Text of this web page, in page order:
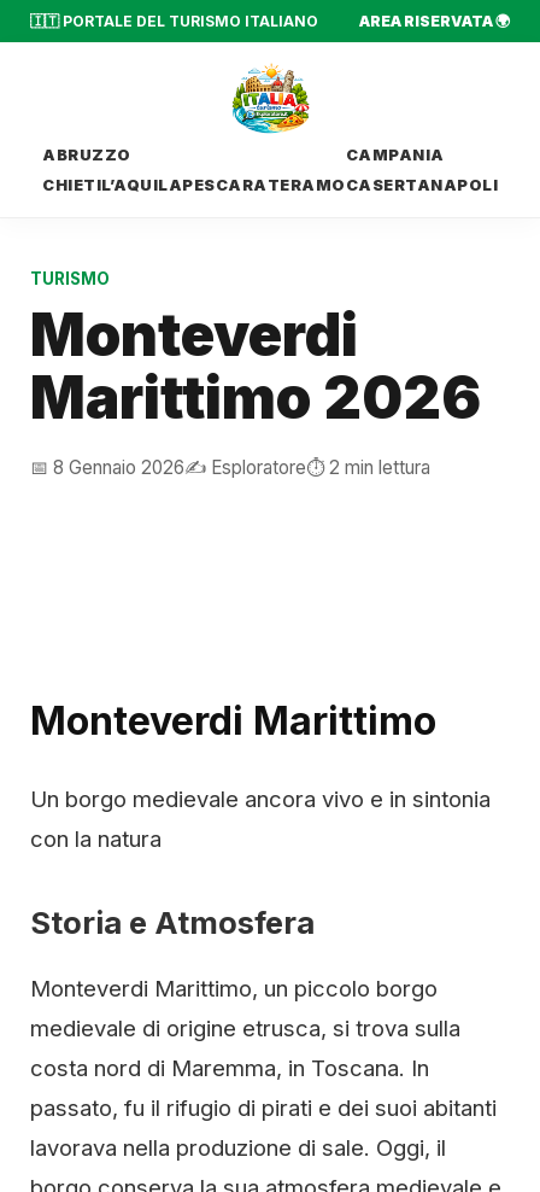
🇮🇹 PORTALE DEL TURISMO ITALIANO AREA RISERVATA 🌍
ABRUZZO
CHIETIL’AQUILAPESCARA TERAMO
CAMPANIA
CASERTANAPOLI
TURISMO
Monteverdi
Marittimo 2026
📅 8 Gennaio 2026✍️ Esploratore⏱️ 2 min lettura
Monteverdi Marittimo
Un borgo medievale ancora vivo e in sintonia
con la natura
Storia e Atmosfera
Monteverdi Marittimo, un piccolo borgo
medievale di origine etrusca, si trova sulla
costa nord di Maremma, in Toscana. In
passato, fu il rifugio di pirati e dei suoi abitanti
lavorava nella produzione di sale. Oggi, il